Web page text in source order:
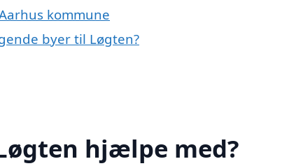
kommune
byer til Løgten?
hjælpe med?